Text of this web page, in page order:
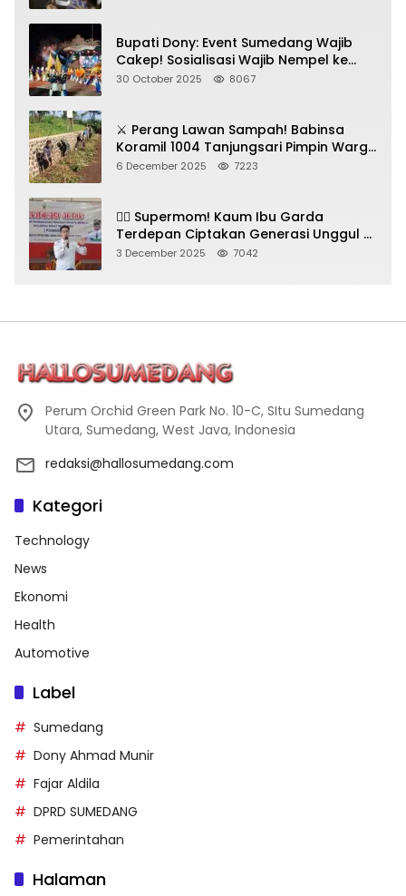
Bupati Dony: Event Sumedang Wajib
Cakep! Sosialisasi Wajib Nempel ke
Seni Budaya!
30 October 2025 8067
⚔️ Perang Lawan Sampah! Babinsa
Koramil 1004 Tanjungsari Pimpin Warga
Bersihkan Gorong-Gorong & Plastik
6 December 2025 7223
🦸‍♀️ Supermom! Kaum Ibu Garda
Terdepan Ciptakan Generasi Unggul di
Sumedang
3 December 2025 7042
Perum Orchid Green Park No. 10-C, SItu Sumedang
Utara, Sumedang, West Java, Indonesia
redaksi@hallosumedang.com
Kategori
Technology
News
Ekonomi
Health
Automotive
Label
Sumedang
Dony Ahmad Munir
Fajar Aldila
DPRD SUMEDANG
Pemerintahan
Halaman